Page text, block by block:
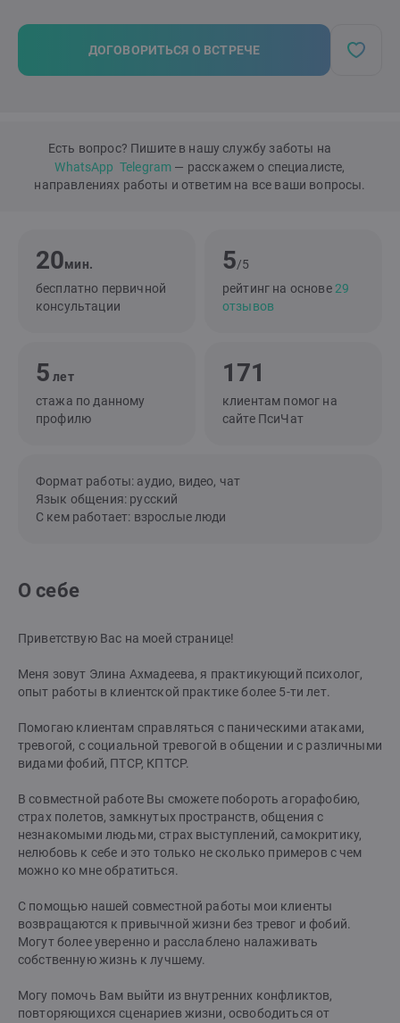
ДОГОВОРИТЬСЯ О ВСТРЕЧЕ
Есть вопрос? Пишите в нашу службу заботы на
WhatsApp Telegram — расскажем о специалисте,
направлениях работы и ответим на все ваши вопросы.
20мин.
бесплатно первичной
консультации
5/5
рейтинг на основе29
отзывов
5 лет
стажа по данному
профилю
171
клиентам помог на
сайте ПсиЧат
Формат работы: аудио, видео, чат
Язык общения: русский
С кем работает: взрослые люди
О себе
Приветствую Вас на моей странице!
Меня зовут Элина Ахмадеева, я практикующий психолог,
опыт работы в клиентской практике более 5-ти лет.
Помогаю клиентам справляться с паническими атаками,
тревогой, с социальной тревогой в общении и с различными
видами фобий, ПТСР, КПТСР.
В совместной работе Вы сможете побороть агорафобию,
страх полетов, замкнутых пространств, общения с
незнакомыми людьми, страх выступлений, самокритику,
нелюбовь к себе и это только не сколько примеров с чем
можно ко мне обратиться.
С помощью нашей совместной работы мои клиенты
возвращаются к привычной жизни без тревог и фобий.
Могут более уверенно и расслаблено налаживать
собственную жизнь к лучшему.
Могу помочь Вам выйти из внутренних конфликтов,
повторяющихся сценариев жизни, освободиться от